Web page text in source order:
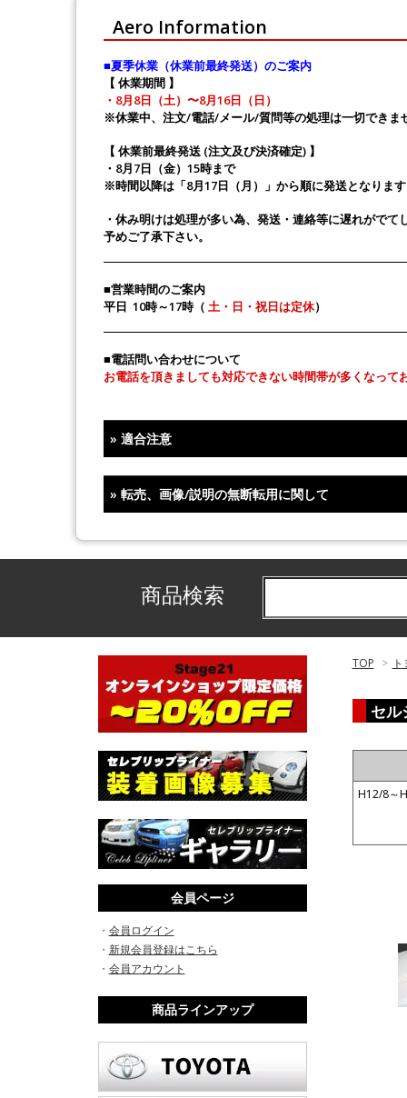
Aero Information
■夏季休業（休業前最終発送）のご案内
【 休業期間 】
・8月8日（土）〜8月16日（日）
※休業中、注文/電話/メール/質問等の処理は一切できま
【 休業前最終発送 (注文及び決済確定) 】
・8月7日（金）15時まで
※時間以降は「8月17日（月）」から順に発送となりま
・休み明けは処理が多い為、発送・連絡等に遅れがでて
予めご了承下さい。
■営業時間のご案内
平日 10時～17時（ 土・日・祝日は定休）
■電話問い合わせについて
お電話を頂きましても対応できない時間帯が多くなっ
»適合注意
»転売、画像/説明の無断転用に関して
商品検索
会員ページ
・ 会員ログイン
・ 新規会員登録はこちら
・ 会員アカウント
商品ラインアップ
TOP >
セ
H12/8～